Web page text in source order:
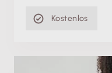
Kostenlos